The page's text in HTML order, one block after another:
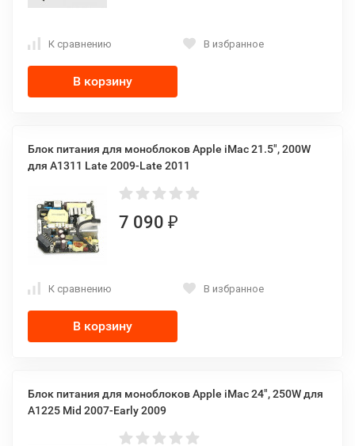
К сравнению В избранное
В корзину
Блок питания для моноблоков Apple iMac 21.5", 200W
для A1311 Late 2009-Late 2011
7 090 ₽
К сравнению В избранное
В корзину
Блок питания для моноблоков Apple iMac 24", 250W для
A1225 Mid 2007-Early 2009